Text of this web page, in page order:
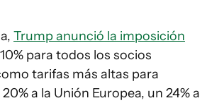
Trump anunció la imposición
para todos los socios
tarifas más altas para
a la Unión Europea, un 24% a